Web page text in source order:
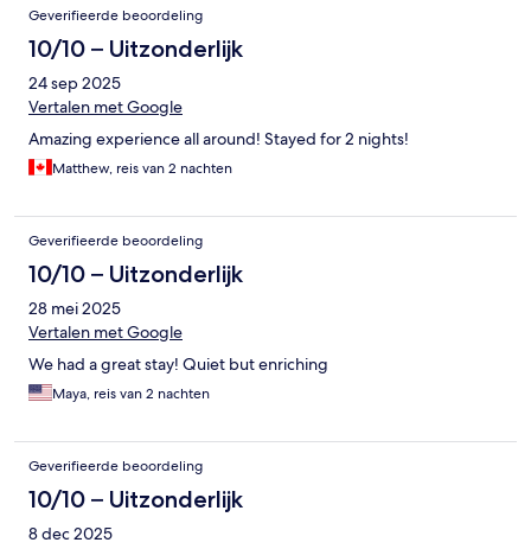
Geverifieerde beoordeling
10/10 – Uitzonderlijk
24 sep 2025
Vertalen met Google
Amazing experience all around! Stayed for 2 nights!
Matthew, reis van 2 nachten
Geverifieerde beoordeling
10/10 – Uitzonderlijk
28 mei 2025
Vertalen met Google
We had a great stay! Quiet but enriching
Maya, reis van 2 nachten
Geverifieerde beoordeling
10/10 – Uitzonderlijk
8 dec 2025